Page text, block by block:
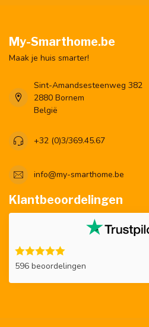
My-Smarthome.be
Maak je huis smarter!
Sint-Amandsesteenweg 382
2880 Bornem
België
+32 (0)3/369.45.67
info@my-smarthome.be
Klantbeoordelingen
596 beoordelingen